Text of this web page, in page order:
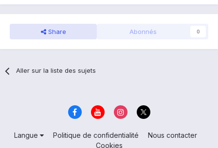
Share Abonnés 0
Aller sur la liste des sujets
Langue Politique de confidentialité
Nous contacter
Cookies